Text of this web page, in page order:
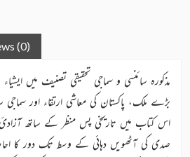
(0)
مذکورہ سائنسی و سماجی تحقیقی تصنیف میں
بڑے ملک، پاکستان کی معاشی ارتقاء اور سماجی
اس کتاب میں تاریخی پس منظر کے ساتھ
صدی کی آٹھویں دہائی کے وسط تک دور کا